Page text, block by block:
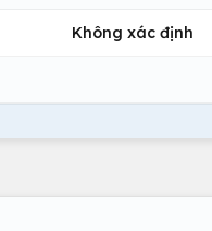
Không xác định